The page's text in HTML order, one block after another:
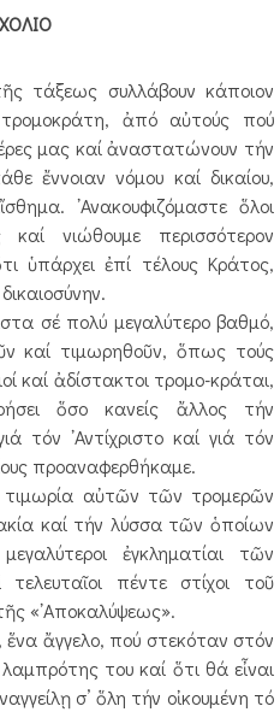
συλλάβουν κάποιον
ἀπό αὐτούς πού
μας καί ἀναστατώνουν τήν
ἔννοιαν νόμου καί δικαίου,
᾿Ανακουφιζόμαστε ὅλοι
νιώθουμε περισσότερον
ὑπάρχει ἐπί τέλους Κράτος,
σέ πολύ μεγαλύτερο βαθμό,
καί τιμωρηθοῦν, ὅπως τούς
καί ἀδίστακτοι τρομο-κράται,
ὅσο κανείς ἄλλος τήν
τόν ᾿Αντίχριστο καί γιά τόν
προαναφερθήκαμε.
αὐτῶν τῶν τρομερῶν
καί τήν λύσσα τῶν ὁποίων
ἐγκληματίαι τῶν
πέντε στίχοι τοῦ
«᾿Αποκαλύψεως».
ἄγγελο, πού στεκόταν στόν
του καί ὅτι θά εἶναι
σ’ ὅλη τήν οἰκουμένη τό